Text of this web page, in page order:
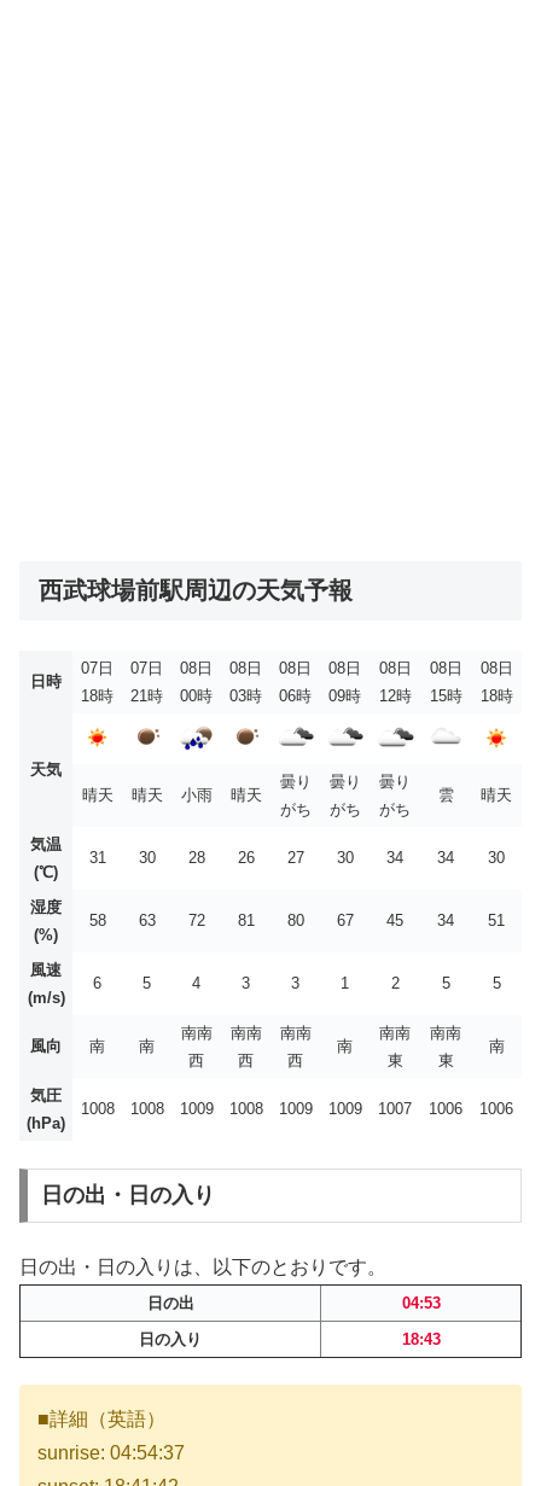
西武球場前駅周辺の天気予報
日時
07日
18時
07日
21時
08日
00時
08日
03時
08日
06時
08日
09時
08日
12時
08日
15時
08日
18時
天気
晴天
晴天 小雨 晴天
曇り
がち
曇り
がち
曇り
がち
雲 晴天
気温
(℃)
31 30 28 26 27 30 34 34 30
湿度
(%)
58 63 72 81 80 67 45 34 51
風速
(m/s)
6 5 4 3 3 1 2 5 5
風向 南 南
南南
西
南南
西
南南
西
南
南南
東
南南
東
南
気圧
(hPa)
1008 1008 1009 1008 1009 1009 1007 1006 1006
日の出・日の入り
日の出・日の入りは、以下のとおりです。
日の出
04:53
日の入り
18:43
■詳細（英語）
sunrise: 04:54:37